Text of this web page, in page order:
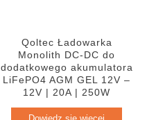
Qoltec Ładowarka
Monolith DC-DC do
dodatkowego akumulatora
LiFePO4 AGM GEL 12V –
12V | 20A | 250W